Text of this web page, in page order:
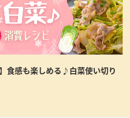
食感も楽しめる♪白菜使い切り